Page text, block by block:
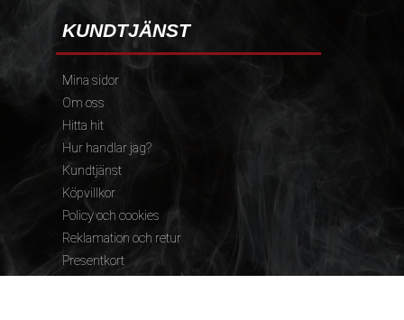
KUNDTJÄNST
Mina sidor
Om oss
Hitta hit
Hur handlar jag?
Kundtjänst
Köpvillkor
Policy och cookies
Reklamation och retur
Presentkort